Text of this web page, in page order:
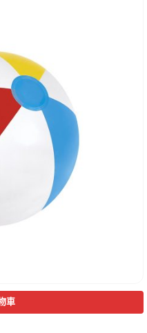
車